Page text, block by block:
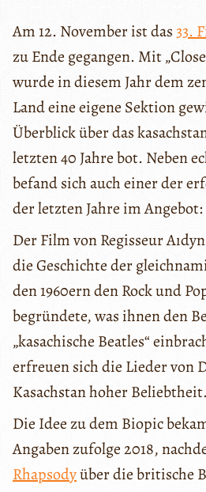
Am 12. November ist das33.
zu Ende gegangen. Mit
wurde in diesem Jahr dem
Land eine eigene Sektion
Überblick über das
letzten 40 Jahre bot. Neben
befand sich auch einer der
der letzten Jahre im Angebot:
Der Film von Regisseur
die Geschichte der
den 1960ern den Rock und
begründete, was ihnen den
„kasachische Beatles“
erfreuen sich die Lieder von
Kasachstan hoher Beliebtheit.
Die Idee zu dem Biopic
Angaben zufolge 2018,
Rhapsodyüber die britische